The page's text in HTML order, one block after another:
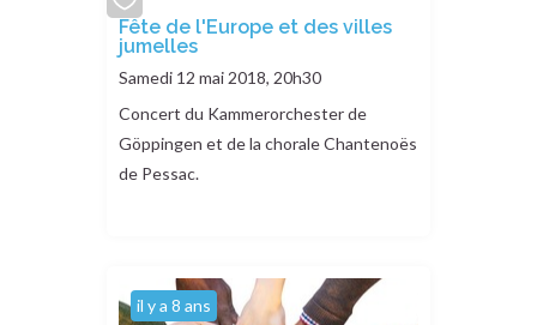
add
or
remove
Fête de l'Europe et des villes
jumelles
Samedi 12 mai 2018, 20h30
Concert du Kammerorchester de
Göppingen et de la chorale Chantenoës
de Pessac.
il y a 8 ans